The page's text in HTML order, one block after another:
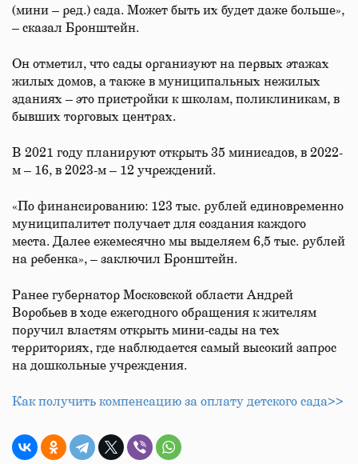
(мини – ред.) сада. Может быть их будет даже больше»,
– сказал Бронштейн.
Он отметил, что сады организуют на первых этажах
жилых домов, а также в муниципальных нежилых
зданиях – это пристройки к школам, поликлиникам, в
бывших торговых центрах.
В 2021 году планируют открыть 35 минисадов, в 2022-
м – 16, в 2023-м – 12 учреждений.
«По финансированию: 123 тыс. рублей единовременно
муниципалитет получает для создания каждого
места. Далее ежемесячно мы выделяем 6,5 тыс. рублей
на ребенка», – заключил Бронштейн.
Ранее губернатор Московской области Андрей
Воробьев в ходе ежегодного обращения к жителям
поручил властям открыть мини-сады на тех
территориях, где наблюдается самый высокий запрос
на дошкольные учреждения.
Как получить компенсацию за оплату детского сада>>